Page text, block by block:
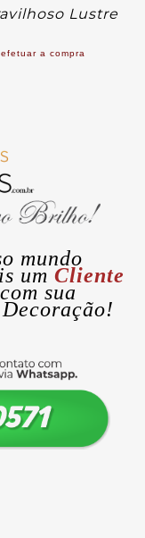
Lustre
a compra
mundo
um Cliente
sua
Decoração!